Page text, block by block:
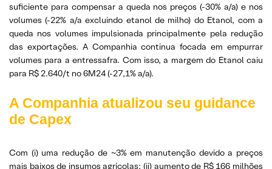
suficiente para compensar a queda nos preços (-30% a/a) e nos
volumes (-22% a/a excluindo etanol de milho) do Etanol, com a
queda nos volumes impulsionada principalmente pela redução
das exportações. A Companhia continua focada em empurrar
volumes para a entressafra. Com isso, a margem do Etanol caiu
para R$ 2.640/t no 6M24 (-27,1% a/a).
A Companhia atualizou seu guidance
de Capex
Com (i) uma redução de ~3% em manutenção devido a preços
mais baixos de insumos agrícolas; (ii) aumento de R$ 166 milhões